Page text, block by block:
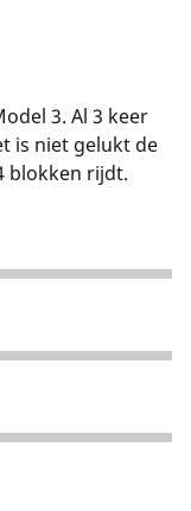
3. Al 3 keer
is niet gelukt de
blokken rijdt.